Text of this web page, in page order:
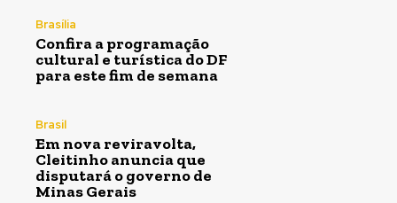
Brasília
Confira a programação
cultural e turística do DF
para este fim de semana
Brasil
Em nova reviravolta,
Cleitinho anuncia que
disputará o governo de
Minas Gerais